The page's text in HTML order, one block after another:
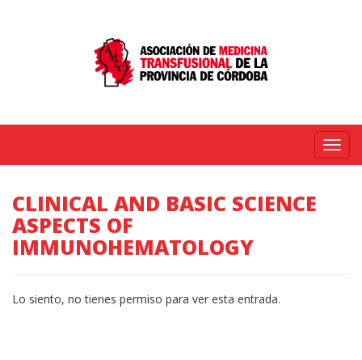
Menú
CLINICAL AND BASIC SCIENCE
ASPECTS OF
IMMUNOHEMATOLOGY
Lo siento, no tienes permiso para ver esta entrada.